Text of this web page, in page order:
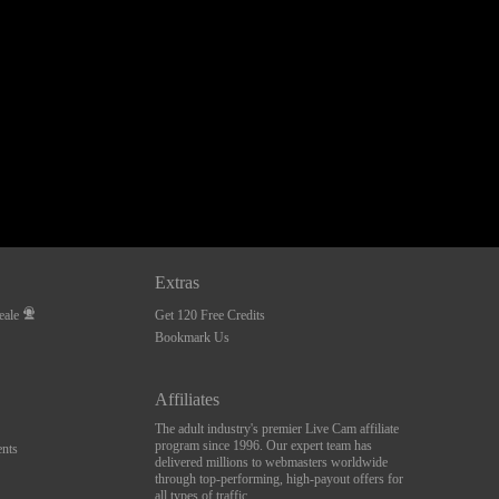
Extras
Get 120 Free Credits
Bookmark Us
Affiliates
The adult industry's premier Live Cam affiliate
program since 1996. Our expert team has
delivered millions to webmasters worldwide
through top-performing, high-payout offers for
all types of traffic.